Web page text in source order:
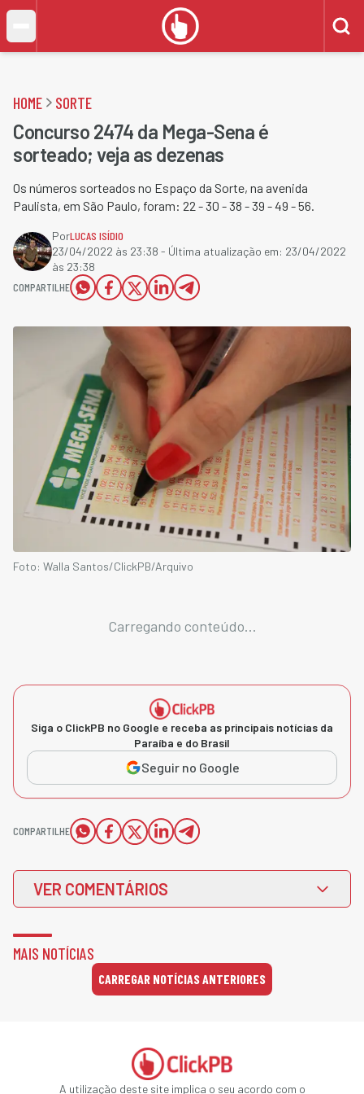
HOME SORTE
Concurso 2474 da Mega-Sena é
sorteado; veja as dezenas
Os números sorteados no Espaço da Sorte, na avenida
Paulista, em São Paulo, foram: 22 - 30 - 38 - 39 - 49 - 56.
PorLUCAS ISÍDIO
23/04/2022 às 23:38 - Última atualização em: 23/04/2022
às 23:38
COMPARTILHE
Foto: Walla Santos/ClickPB/Arquivo
Carregando conteúdo...
Siga o ClickPB no Google e receba as principais notícias da
Paraíba e do Brasil
Seguir no Google
COMPARTILHE
VER COMENTÁRIOS
MAIS NOTÍCIAS
CARREGAR NOTÍCIAS ANTERIORES
A utilização deste site implica o seu acordo com o